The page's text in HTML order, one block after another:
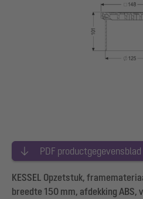
PDF productgegevensblad
KESSEL Opzetstuk,
breedte 150 mm, afdekking ABS,